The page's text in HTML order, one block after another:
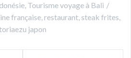
, Tourisme voyage à Bali
française,restaurant, steak frites,
japon